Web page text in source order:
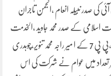
صدر نبیلہ انعام ،انجمن تاجران
اسلامی کے صدر محمد جاوید ،الخدمت
فاؤنڈیشن پی پی 10 کے صدر توقیر اعوان ،پی پی 7 کے ا میر راجہ محمد تنویر،چوہدری
تعداد میں عوام نے شرکت کی اس